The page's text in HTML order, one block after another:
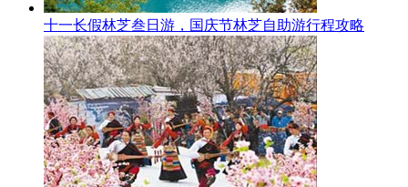
十一长假林芝叁日游，国庆节林芝自助游行程攻略